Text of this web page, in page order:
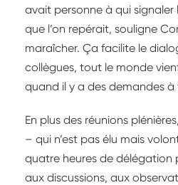
avait personne à qui
que l’on repérait, souligne
maraîcher. Ça facilite le
collègues, tout le monde
quand il y a des demandes à
En plus des réunions
– qui n’est pas élu mais
quatre heures de délégation
aux discussions, aux